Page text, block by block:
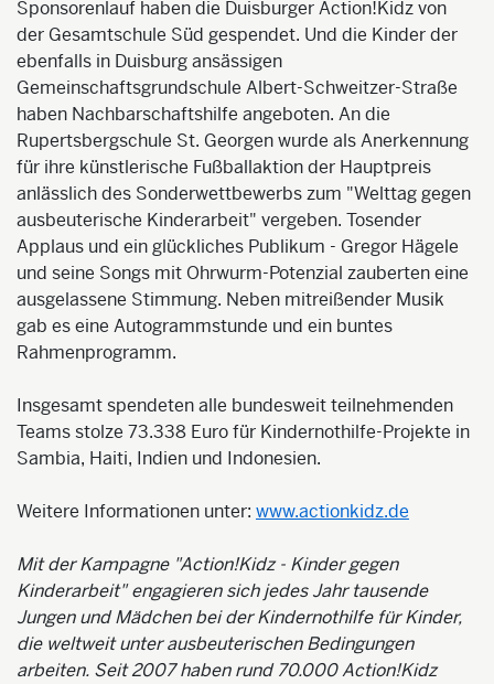
Sponsorenlauf haben die Duisburger Action!Kidz von
der Gesamtschule Süd gespendet. Und die Kinder der
ebenfalls in Duisburg ansässigen
Gemeinschaftsgrundschule Albert-Schweitzer-Straße
haben Nachbarschaftshilfe angeboten. An die
Rupertsbergschule St. Georgen wurde als Anerkennung
für ihre künstlerische Fußballaktion der Hauptpreis
anlässlich des Sonderwettbewerbs zum "Welttag gegen
ausbeuterische Kinderarbeit" vergeben. Tosender
Applaus und ein glückliches Publikum - Gregor Hägele
und seine Songs mit Ohrwurm-Potenzial zauberten eine
ausgelassene Stimmung. Neben mitreißender Musik
gab es eine Autogrammstunde und ein buntes
Rahmenprogramm.
Insgesamt spendeten alle bundesweit teilnehmenden
Teams stolze 73.338 Euro für Kindernothilfe-Projekte in
Sambia, Haiti, Indien und Indonesien.
Weitere Informationen unter: www.actionkidz.de
Mit der Kampagne "Action!Kidz - Kinder gegen
Kinderarbeit" engagieren sich jedes Jahr tausende
Jungen und Mädchen bei der Kindernothilfe für Kinder,
die weltweit unter ausbeuterischen Bedingungen
arbeiten. Seit 2007 haben rund 70.000 Action!Kidz